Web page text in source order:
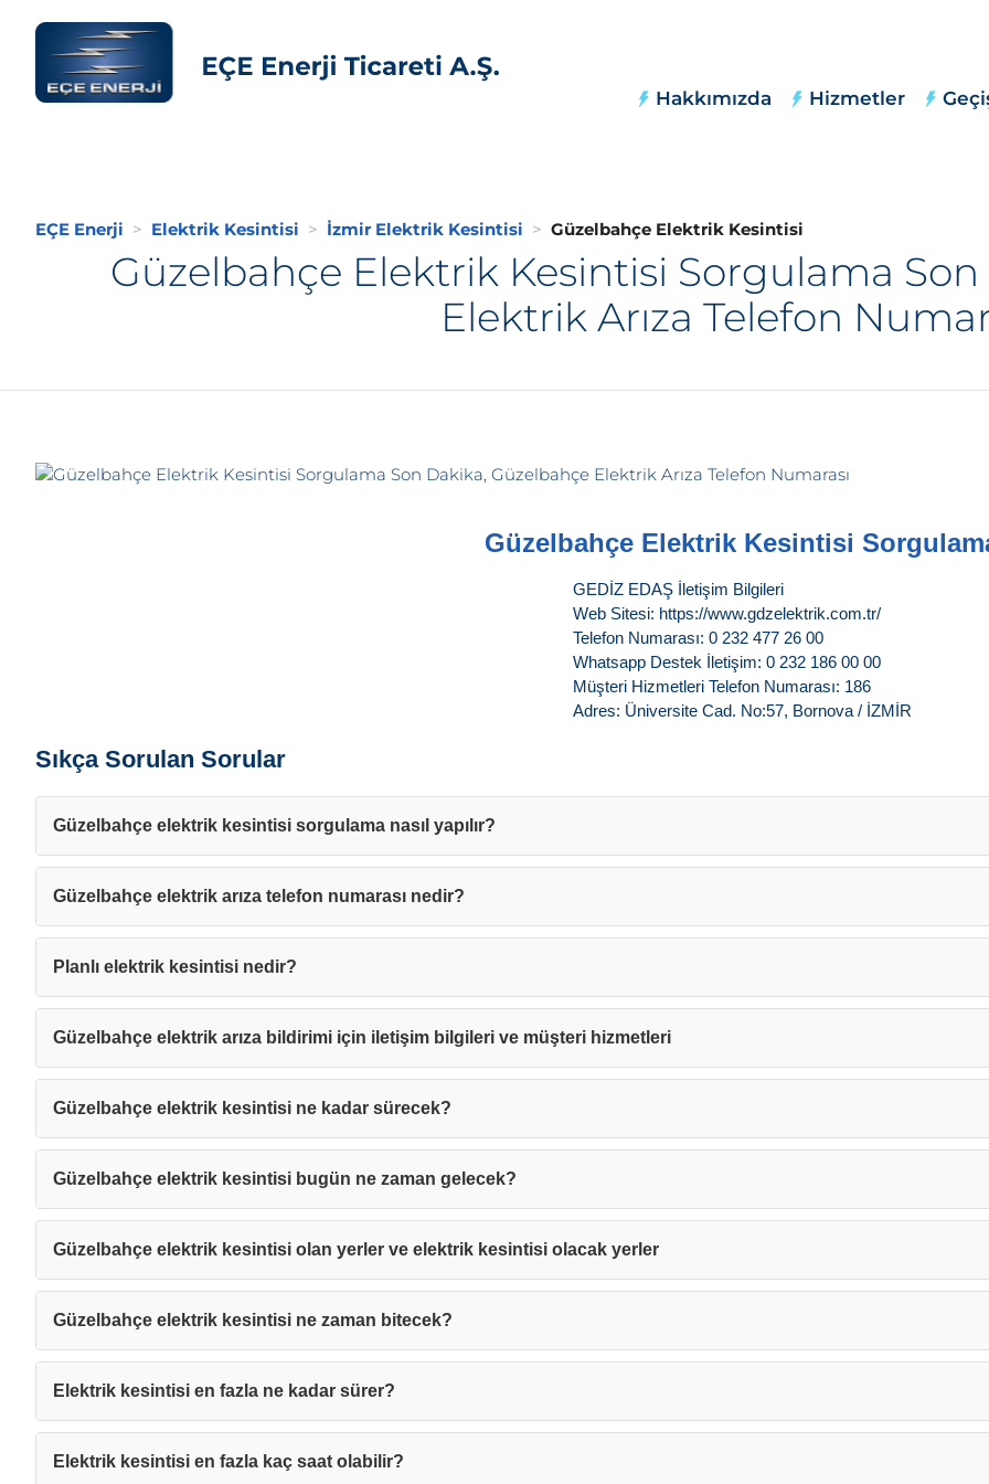
Hakkımızda Hizmetler
EÇE Enerji Elektrik Kesintisi İzmir Elektrik Kesintisi Güzelbahçe Elektrik Kesintisi
Güzelbahçe Elektrik Kesintisi Sorgulama
Elektrik Arıza Telefon
Güzelbahçe Elektrik Kesintisi
GEDİZ EDAŞ İletişim Bilgileri
Web Sitesi: https://www.gdzelektrik.com.tr/
Telefon Numarası: 0 232 477 26 00
Whatsapp Destek İletişim: 0 232 186 00 00
Müşteri Hizmetleri Telefon Numarası: 186
Adres: Üniversite Cad. No:57, Bornova / İZMİR
Sıkça Sorulan Sorular
Güzelbahçe elektrik kesintisi sorgulama nasıl yapılır?
Güzelbahçe elektrik arıza telefon numarası nedir?
Planlı elektrik kesintisi nedir?
Güzelbahçe elektrik arıza bildirimi için iletişim bilgileri ve müşteri hizmetleri
Güzelbahçe elektrik kesintisi ne kadar sürecek?
Güzelbahçe elektrik kesintisi bugün ne zaman gelecek?
Güzelbahçe elektrik kesintisi olan yerler ve elektrik kesintisi olacak yerler
Güzelbahçe elektrik kesintisi ne zaman bitecek?
Elektrik kesintisi en fazla ne kadar sürer?
Elektrik kesintisi en fazla kaç saat olabilir?